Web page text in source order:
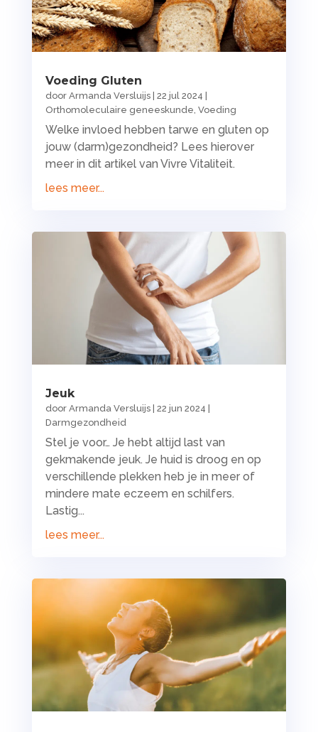
Voeding Gluten
door Armanda Versluijs| 22 jul 2024
Orthomoleculaire geneeskunde, Voeding
Welke invloed hebben tarwe en gluten op
jouw (darm)gezondheid? Lees hierover
meer in dit artikel van Vivre Vitaliteit.
lees meer...
Jeuk
door Armanda Versluijs| 22 jun 2024
Darmgezondheid
Stel je voor… Je hebt altijd last van
gekmakende jeuk. Je huid is droog en op
verschillende plekken heb je in meer of
mindere mate eczeem en schilfers.
Lastig...
lees meer...